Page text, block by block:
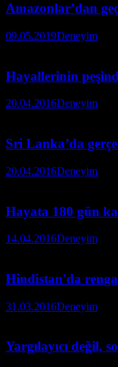
Amazonlar’dan
09.05.2019Deneyim
Hayallerinin
20.04.2016Deneyim
Sri Lanka’da
20.04.2016Deneyim
Hayata 180 gün
14.04.2016Deneyim
Hindistan'da
31.03.2016Deneyim
Yargılayıcı değil,